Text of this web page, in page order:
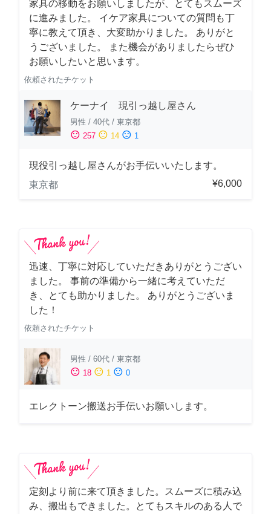
家具の移動をお願いしましたが、とてもスムーズ
に進みました。 イケア家具についての質問も丁
寧に教えて頂き、大変助かりました。 ありがと
うございました。 また機会がありましたらぜひ
お願いしたいと思います。
依頼されたチケット
ケーナイ 現引っ越し屋さん
男性 / 40代 / 東京都
sentiment_satisfied 257 sentiment_neutral 14 sentiment_dissatisfied 1
現役引っ越し屋さんがお手伝いいたします。
東京都
¥6,000
迅速、丁寧に対応していただきありがとうござい
ました。 事前の準備から一緒に考えていただ
き、とても助かりました。 ありがとうございま
した！
依頼されたチケット
男性 / 60代 / 東京都
sentiment_satisfied 18 sentiment_neutral 1 sentiment_dissatisfied 0
エレクトーン搬送お手伝いお願いします。
定刻より前に来て頂きました。スムーズに積み込
み、搬出もできました。とてもスキルのある人で